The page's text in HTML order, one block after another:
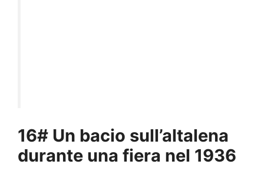
16# Un bacio sull’altalena
durante una fiera nel 1936